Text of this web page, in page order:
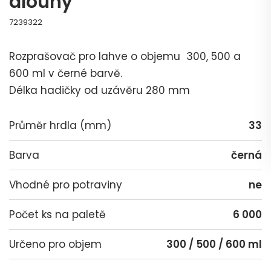
7239322
Rozprašovač pro lahve o objemu 300, 500 a
600 ml v černé barvě.
Délka hadičky od uzávěru 280 mm
Průměr hrdla (mm) 33
Barva černá
Vhodné pro potraviny ne
Počet ks na paletě 6 000
Určeno pro objem 300 / 500 / 600 ml